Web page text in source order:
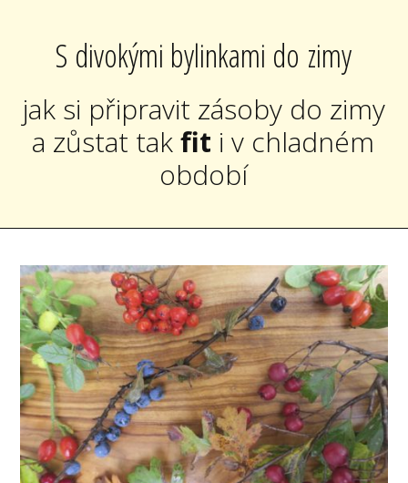
S divokými bylinkami do zimy
jak si připravit zásoby do zimy
a zůstat takfit i v chladném
období